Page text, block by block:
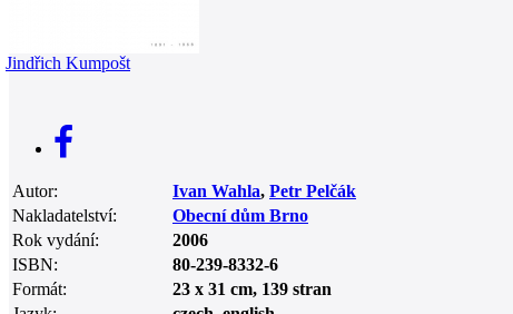
Jindřich Kumpošt
Autor: Ivan Wahla, Petr Pelčák
Nakladatelství:
Obecní dům Brno
Rok vydání:
2006
ISBN:
80-239-8332-6
Formát:
23 x 31 cm, 139 stran